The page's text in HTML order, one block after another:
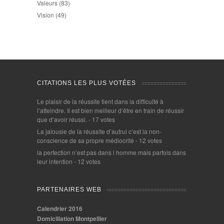
Valeurs (83)
Vision (49)
CITATIONS LES PLUS VOTÉES
Le plaisir de la réussite tient dans la difficulté à
l’atteindre. Il est bien meilleur d’être en train de réussir
que d’avoir réussi. - 17 votes
La jalousie de la réussite d’autrui c’est la non-
conscience de sa propre médiocrité - 12 votes
la perfection n’est pas dans l homme mais parfois dans
leur intention - 12 votes
PARTENAIRES WEB
Calendrier 2016
Domiciliation Montpellier